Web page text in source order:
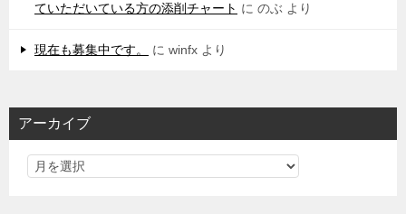
ていただいている方の添削チャート に のぶ より
現在も募集中です。 に winfx より
アーカイブ